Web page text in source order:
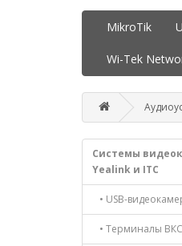
MikroTik
Wi-Tek
Системы
Yealink и ITC
• USB-
• Терминалы ВКС